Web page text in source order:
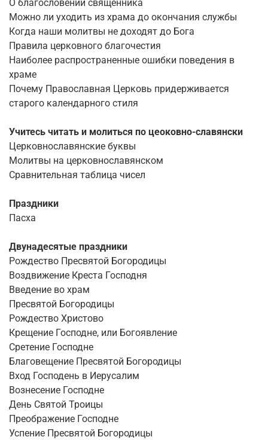
О благословении священника
Можно ли уходить из храма до окончания службы
Когда наши молитвы не доходят до Бога
Правила церковного благочестия
Наиболее распространенные ошибки поведения в
храме
Почему Православная Церковь придерживается
старого календарного стиля
Учитесь читать и молиться по цеоковно-славянски
Церковнославянские буквы
Молитвы на церковнославянском
Сравнительная таблица чисел
Праздники
Пасха
Двунадесятые праздники
Рождество Пресвятой Богородицы
Воздвижение Креста Господня
Введение во храм
Пресвятой Богородицы
Рождество Христово
Крещение Господне, или Богоявление
Сретение Господне
Благовещение Пресвятой Богородицы
Вход Господень в Иерусалим
Вознесение Господне
День Святой Троицы
Преображение Господне
Успение Пресвятой Богородицы